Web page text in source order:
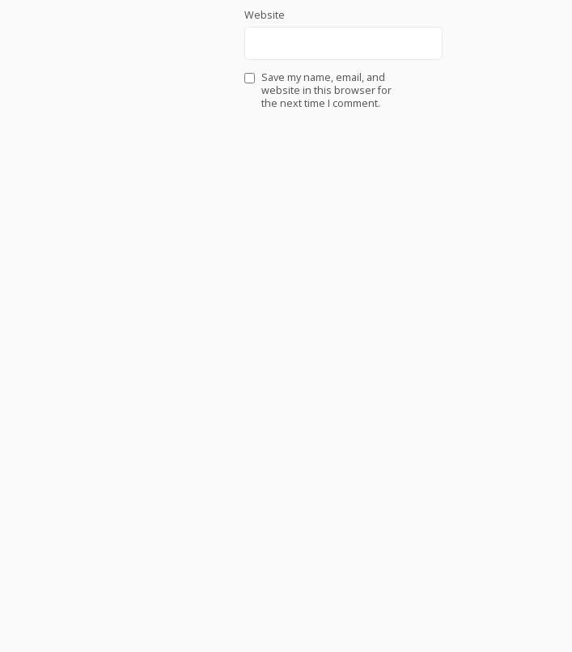
Website
Save my name, email, and
website in this browser for
the next time I comment.